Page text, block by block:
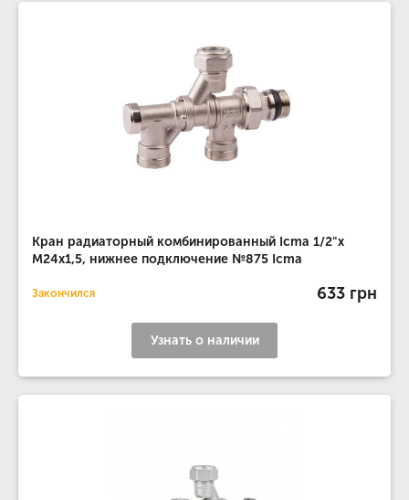
Кран радиаторный комбинированный Icma 1/2"х
М24х1,5, нижнее подключение №875 Icma
Закончился 633 грн
Узнать о наличии